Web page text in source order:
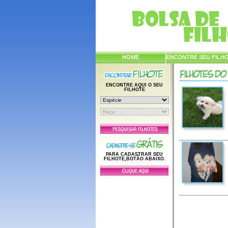
HOME ENCONTRE SEU
ENCONTRE AQUI O SEU
FILHOTE
PARA CADASTRAR SEU
FILHOTE,BOTÃO ABAIXO.